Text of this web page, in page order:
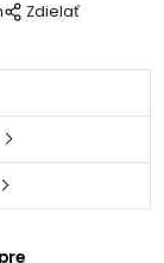
Zdielať